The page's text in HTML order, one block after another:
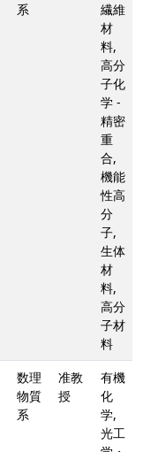
系
繊維
材
料,
高分
子化
学 -
精密
重
合,
機能
性高
分
子,
生体
材
料,
高分
子材
料
数理
物質
系
准教
授
有機
化
学,
光工